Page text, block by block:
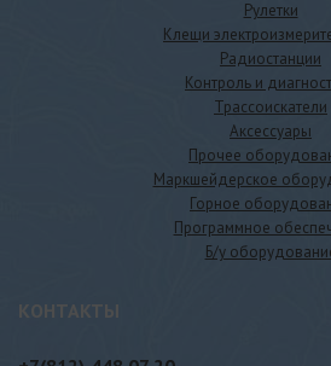
Рулетки
Клещи
Радиостанции
Контроль и
Трассоискатели
Аксессуары
Прочее
Маркшейдерское
Горное
Программное
Б/у
КОНТАКТЫ